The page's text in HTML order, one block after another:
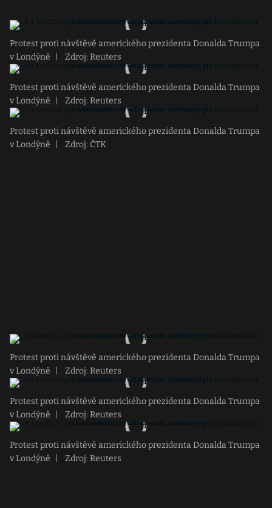
Protest proti návštěvě amerického prezidenta Donalda Trumpa
v Londýně
Zdroj: Reuters
Protest proti návštěvě amerického prezidenta Donalda Trumpa
v Londýně
Zdroj: Reuters
Protest proti návštěvě amerického prezidenta Donalda Trumpa
v Londýně
Zdroj: ČTK
Protest proti návštěvě amerického prezidenta Donalda Trumpa
v Londýně
Zdroj: Reuters
Protest proti návštěvě amerického prezidenta Donalda Trumpa
v Londýně
Zdroj: Reuters
Protest proti návštěvě amerického prezidenta Donalda Trumpa
v Londýně
Zdroj: Reuters